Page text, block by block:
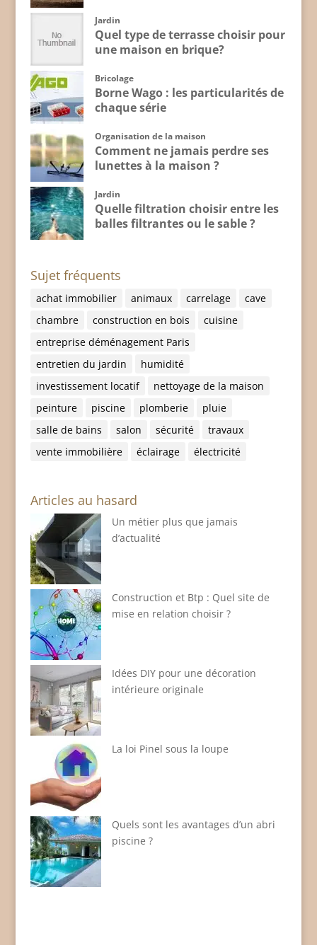
Jardin
Quel type de terrasse choisir pour
une maison en brique?
Bricolage
Borne Wago : les particularités de
chaque série
Organisation de la maison
Comment ne jamais perdre ses
lunettes à la maison ?
Jardin
Quelle filtration choisir entre les
balles filtrantes ou le sable ?
Sujet fréquents
achat immobilier animaux carrelage
cave
chambre
construction en bois
cuisine
entreprise déménagement Paris
entretien du jardin
humidité
investissement locatif
nettoyage de la maison
peinture
piscine plomberie
pluie
salle de bains
salon sécurité
travaux
vente immobilière
éclairage électricité
Articles au hasard
Un métier plus que jamais
d’actualité
Construction et Btp : Quel site de
mise en relation choisir ?
Idées DIY pour une décoration
intérieure originale
La loi Pinel sous la loupe
Quels sont les avantages d’un abri
piscine ?